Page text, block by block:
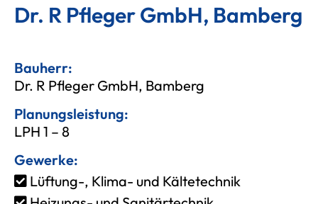
Dr. R Pfleger GmbH, Bamberg
Bauherr:
Dr. R Pfleger GmbH, Bamberg
Planungsleistung:
LPH 1 – 8
Gewerke:
Lüftung-, Klima- und Kältetechnik